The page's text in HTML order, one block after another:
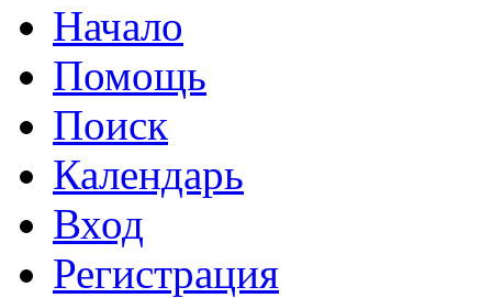
Начало
Помощь
Поиск
Календарь
Вход
Регистрация